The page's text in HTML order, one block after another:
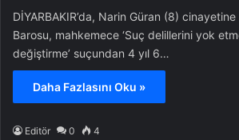
DİYARBAKIR’da, Narin Güran (8)
Barosu, mahkemece ‘Suç delillerini yok
değiştirme’ suçundan 4 yıl 6…
Daha Fazlasını Oku »
Editör 0 4